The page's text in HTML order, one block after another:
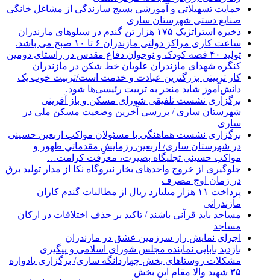
حمایت تسهیلاتی و آموزشی بسیج سازندگی از مشاغل خانگی
صنایع دستی شهرستان ساری
ذخیره استراتژیک ۱۷۵ هزار تن گندم در سیلوهای مازندران
ساعت کاری مراکز دولتی مازندران ۶ تا ۱۰ صبح می باشد.
تولید ۴۰ قصه کودک و نوجوان دفاع مقدس در راستای دومین
کنگره شهدای مازندران علویان خط شکن در مازندران
کار تربیتی بزرگترین عبادت و خدمت است/تربیت خوب یک
دانش‌آموز شاید منجر به تربیت رئیسی‌ها شود.
برگزاری ‌نشست تلفیقی شورای مسکن و باز آفرینی
شهرستان ساری / بررسی آخرین وضعیت مسکن ملی در
ساری
برگزاری نشست هماهنگی با مسئولان مواکب اربعین حسینی
در شهرستان ساری/ اربعین رزمایشِ مقدماتیِ ظهور و
مواکب حسینی تجلیگاه بصیرت، معرفت کرامت…
جلوگیری از خروج واحدهای بخار نیروگاه نکا از مدار تولید برق
در زمان اوج مصرف
پرداخت ۱۱ هزار میلیارد ریال از مطالبات گندم کاران
مازندرانی
مساجد باید قرآنی باشند / تاکید بر حذف اختلافات در ارکان
مساجد
اجرای نمایش راز سرزمین عشق در مازندران
بازدید بابایی نماینده مجلس شورای اسلامی و پیگیری
مشکلات روستاهای بخش چهاردانگه ساری/ برگزاری یادواره
۳۵ شهید والا مقام این بخش